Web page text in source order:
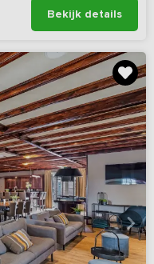
Bekijk details